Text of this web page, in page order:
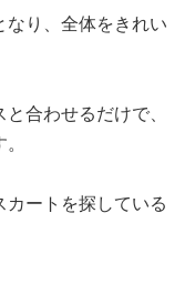
なり、全体をきれい
合わせるだけで、
ートを探している